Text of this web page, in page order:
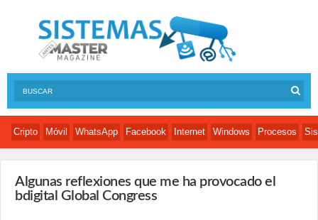
Cripto Móvil WhatsApp Facebook Internet Windows Procesos
Algunas reflexiones que me ha provocado el
bdigital Global Congress